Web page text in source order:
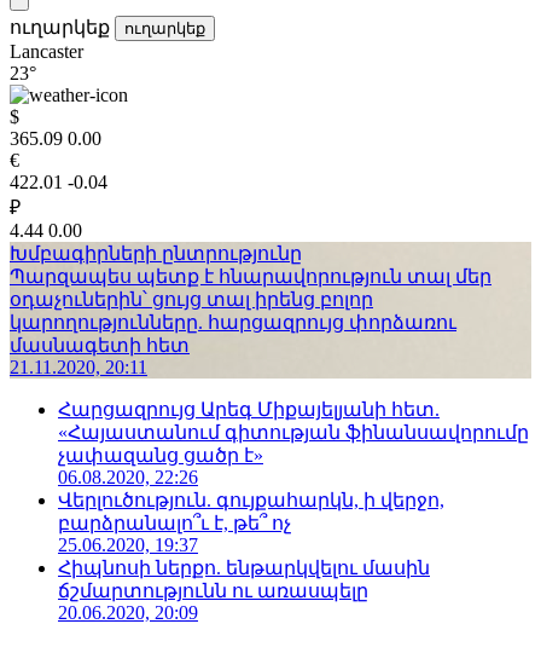
ուղարկեք ուղարկեք
Lancaster
23°
$
365.09 0.00
€
422.01 -0.04
₽
4.44 0.00
Խմբագիրների ընտրությունը
Պարզապես պետք է հնարավորություն տալ մեր
օդաչուներին՝ ցույց տալ իրենց բոլոր
կարողությունները. հարցազրույց փորձառու
մասնագետի հետ
21.11.2020, 20:11
Հարցազրույց Արեգ Միքայելյանի հետ.
«Հայաստանում գիտության ֆինանսավորումը
չափազանց ցածր է»
06.08.2020, 22:26
Վերլուծություն. գույքահարկն, ի վերջո,
բարձրանալո՞ւ է, թե՞ ոչ
25.06.2020, 19:37
Հիպնոսի ներքո. ենթարկվելու մասին
ճշմարտությունն ու առասպելը
20.06.2020, 20:09